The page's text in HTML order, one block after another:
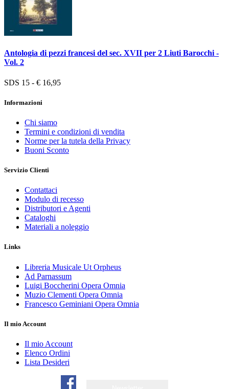
Antologia di pezzi francesi del sec. XVII per 2 Liuti Barocchi -
Vol. 2
SDS 15 - € 16,95
Informazioni
Chi siamo
Termini e condizioni di vendita
Norme per la tutela della Privacy
Buoni Sconto
Servizio Clienti
Contattaci
Modulo di recesso
Distributori e Agenti
Cataloghi
Materiali a noleggio
Links
Libreria Musicale Ut Orpheus
Ad Parnassum
Luigi Boccherini Opera Omnia
Muzio Clementi Opera Omnia
Francesco Geminiani Opera Omnia
Il mio Account
Il mio Account
Elenco Ordini
Lista Desideri